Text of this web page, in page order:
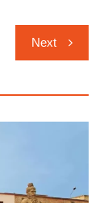
Next